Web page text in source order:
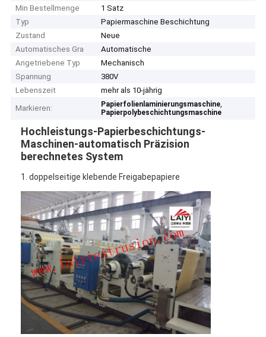
Min Bestellmenge
1 Satz
Typ
Papiermaschine Beschichtung
Zustand
Neue
Automatisches Gra
Automatische
Angetriebene Typ
Mechanisch
Spannung
380V
Lebenszeit
mehr als 10-jährig
Markieren:
Papierfolienlaminierungsmaschine,
Papierpolybeschichtungsmaschine
Hochleistungs-Papierbeschichtungs-
Maschinen-automatisch Präzision
berechnetes System
1. doppelseitige klebende Freigabepapiere